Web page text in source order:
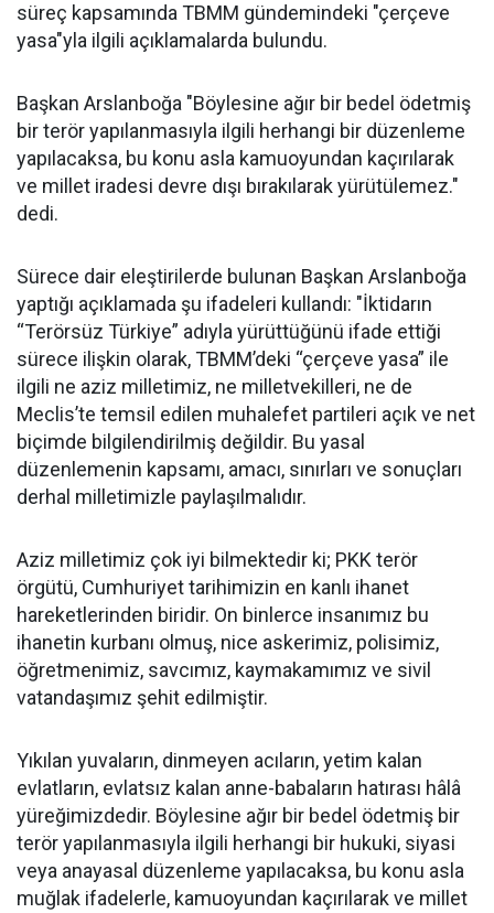
süreç kapsamında TBMM gündemindeki "çerçeve
yasa"yla ilgili açıklamalarda bulundu.
Başkan Arslanboğa "Böylesine ağır bir bedel ödetmiş
bir terör yapılanmasıyla ilgili herhangi bir düzenleme
yapılacaksa, bu konu asla kamuoyundan kaçırılarak
ve millet iradesi devre dışı bırakılarak yürütülemez."
dedi.
Sürece dair eleştirilerde bulunan Başkan Arslanboğa
yaptığı açıklamada şu ifadeleri kullandı: "İktidarın
“Terörsüz Türkiye” adıyla yürüttüğünü ifade ettiği
sürece ilişkin olarak, TBMM’deki “çerçeve yasa” ile
ilgili ne aziz milletimiz, ne milletvekilleri, ne de
Meclis’te temsil edilen muhalefet partileri açık ve net
biçimde bilgilendirilmiş değildir. Bu yasal
düzenlemenin kapsamı, amacı, sınırları ve sonuçları
derhal milletimizle paylaşılmalıdır.
Aziz milletimiz çok iyi bilmektedir ki; PKK terör
örgütü, Cumhuriyet tarihimizin en kanlı ihanet
hareketlerinden biridir. On binlerce insanımız bu
ihanetin kurbanı olmuş, nice askerimiz, polisimiz,
öğretmenimiz, savcımız, kaymakamımız ve sivil
vatandaşımız şehit edilmiştir.
Yıkılan yuvaların, dinmeyen acıların, yetim kalan
evlatların, evlatsız kalan anne-babaların hatırası hâlâ
yüreğimizdedir. Böylesine ağır bir bedel ödetmiş bir
terör yapılanmasıyla ilgili herhangi bir hukuki, siyasi
veya anayasal düzenleme yapılacaksa, bu konu asla
muğlak ifadelerle, kamuoyundan kaçırılarak ve millet